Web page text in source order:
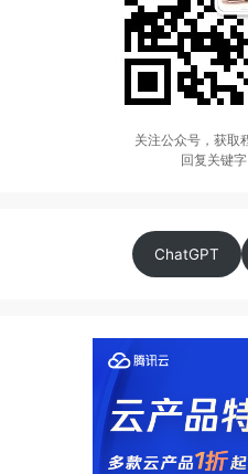
关注公众号，获取
回复关键
ChatGPT